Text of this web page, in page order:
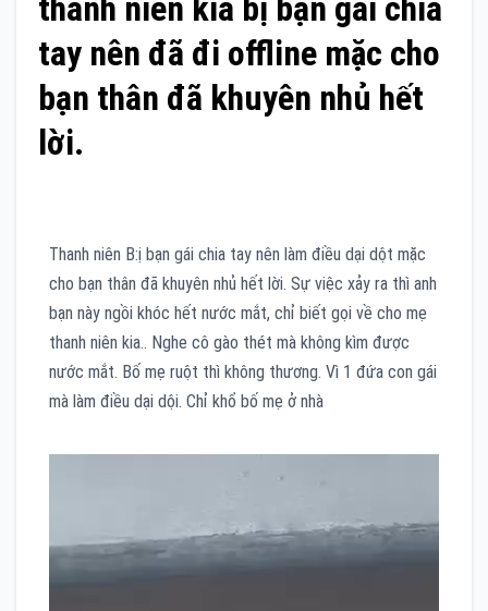
thanh niên kia bị bạn gái chia
tay nên đã đi offline mặc cho
bạn thân đã khuyên nhủ hết
lời.
Thanh niên B:ị bạn gái chia tay nên làm điều dại dột mặc
cho bạn thân đã khuyên nhủ hết lời. Sự việc xảy ra thì anh
bạn này ngồi khóc hết nước mắt, chỉ biết gọi về cho mẹ
thanh niên kia.. Nghe cô gào thét mà không kìm được
nước mắt. Bố mẹ ruột thì không thương. Vì 1 đứa con gái
mà làm điều dại dội. Chỉ khổ bố mẹ ở nhà